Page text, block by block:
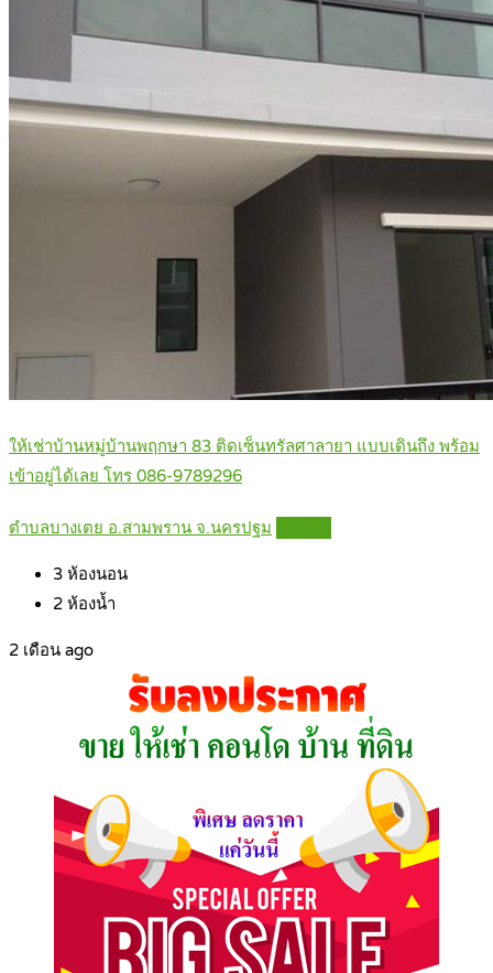
ให้เช่าบ้านหมู่บ้านพฤกษา 83 ติดเซ็นทรัลศาลายา แบบเดินถึง พร้อม
เข้าอยู่ได้เลย โทร 086-9789296
ตำบลบางเตย อ.สามพราน จ.นครปฐม
3 ห้องนอน
2 ห้องน้ำ
2 เดือน ago